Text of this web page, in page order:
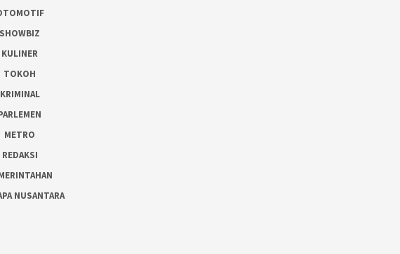
SHOWBIZ
KULINER
TOKOH
KRIMINAL
METRO
REDAKSI
NUSANTARA